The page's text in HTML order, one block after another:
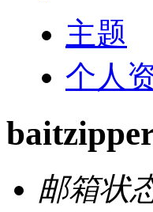
主题
个人
邮箱状